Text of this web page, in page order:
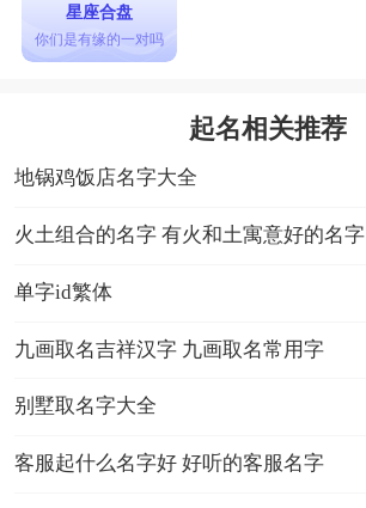
星座合盘
你们是有缘的一对吗
起名相关推荐
地锅鸡饭店名字大全
火土组合的名字 有火和土寓意好的名字
单字id繁体
九画取名吉祥汉字 九画取名常用字
别墅取名字大全
客服起什么名字好 好听的客服名字